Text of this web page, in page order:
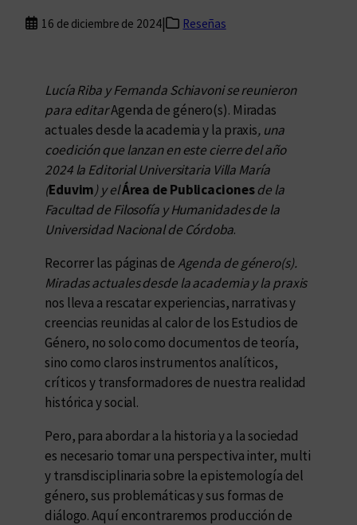
16 de diciembre de 2024| Reseñas
Lucía Riba y Fernanda Schiavoni se reunieron
para editarAgenda de género(s). Miradas
actuales desde la academia y la praxis, una
coedición que lanzan en este cierre del año
2024 la Editorial Universitaria Villa María
(Eduvim) y elÁrea de Publicacionesde la
Facultad de Filosofía y Humanidades de la
Universidad Nacional de Córdoba.
Recorrer las páginas deAgenda de género(s).
Miradas actuales desde la academia y la praxis
nos lleva a rescatar experiencias, narrativas y
creencias reunidas al calor de los Estudios de
Género, no solo como documentos de teoría,
sino como claros instrumentos analíticos,
críticos y transformadores de nuestra realidad
histórica y social.
Pero, para abordar a la historia y a la sociedad
es necesario tomar una perspectiva inter, multi
y transdisciplinaria sobre la epistemología del
género, sus problemáticas y sus formas de
diálogo. Aquí encontraremos producción de